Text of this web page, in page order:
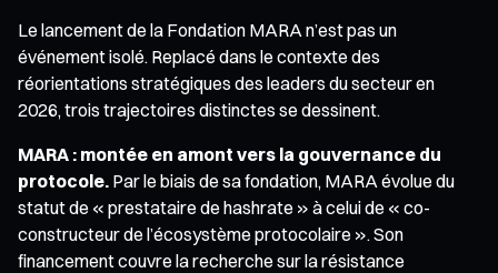
Le lancement de la Fondation MARA n’est pas un
événement isolé. Replacé dans le contexte des
réorientations stratégiques des leaders du secteur en
2026, trois trajectoires distinctes se dessinent.
MARA : montée en amont vers la gouvernance du
protocole. Par le biais de sa fondation, MARA évolue du
statut de « prestataire de hashrate » à celui de « co-
constructeur de l’écosystème protocolaire ». Son
financement couvre la recherche sur la résistance